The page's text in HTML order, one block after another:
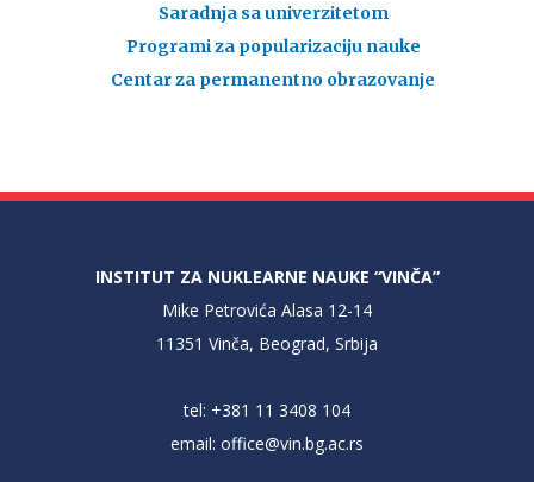
Saradnja sa univerzitetom
Programi za popularizaciju nauke
Centar za permanentno obrazovanje
INSTITUT ZA NUKLEARNE NAUKE “VINČA”
Mike Petrovića Alasa 12-14
11351 Vinča, Beograd, Srbija
tel: +381 11 3408 104
email: office@vin.bg.ac.rs